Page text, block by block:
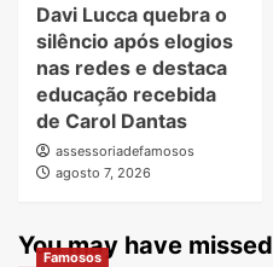
Davi Lucca quebra o
silêncio após elogios
nas redes e destaca
educação recebida
de Carol Dantas
assessoriadefamosos
agosto 7, 2026
You may have missed
Famosos